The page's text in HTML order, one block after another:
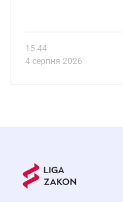
15.44
4 серпня 2026